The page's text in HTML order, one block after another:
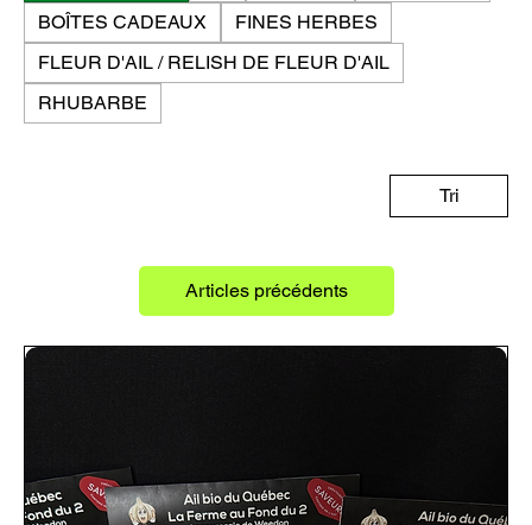
BOÎTES CADEAUX
FINES HERBES
FLEUR D'AIL / RELISH DE FLEUR D'AIL
RHUBARBE
Tri
Articles précédents